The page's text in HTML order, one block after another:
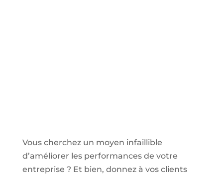
Vous cherchez un moyen infaillible
d’améliorer les performances de votre
entreprise ? Et bien, donnez à vos clients